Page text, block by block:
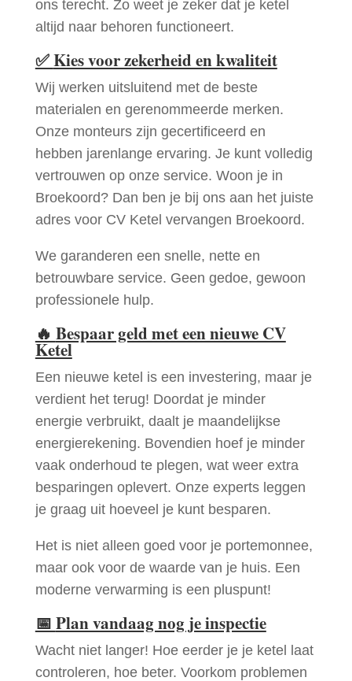
ons terecht. Zo weet je zeker dat je ketel
altijd naar behoren functioneert.
✅Kies voor zekerheid en kwaliteit
Wij werken uitsluitend met de beste
materialen en gerenommeerde merken.
Onze monteurs zijn gecertificeerd en
hebben jarenlange ervaring. Je kunt volledig
vertrouwen op onze service. Woon je in
Broekoord? Dan ben je bij ons aan het juiste
adres voor CV Ketel vervangen Broekoord.
We garanderen een snelle, nette en
betrouwbare service. Geen gedoe, gewoon
professionele hulp.
🔥 Bespaar geld met een nieuwe CV
Ketel
Een nieuwe ketel is een investering, maar je
verdient het terug! Doordat je minder
energie verbruikt, daalt je maandelijkse
energierekening. Bovendien hoef je minder
vaak onderhoud te plegen, wat weer extra
besparingen oplevert. Onze experts leggen
je graag uit hoeveel je kunt besparen.
Het is niet alleen goed voor je portemonnee,
maar ook voor de waarde van je huis. Een
moderne verwarming is een pluspunt!
📅 Plan vandaag nog je inspectie
Wacht niet langer! Hoe eerder je je ketel laat
controleren, hoe beter. Voorkom problemen